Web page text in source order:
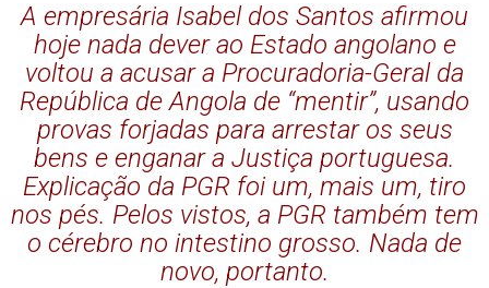
A empresária Isabel dos Santos afirmou
hoje nada dever ao Estado angolano e
voltou a acusar a Procuradoria-Geral da
República de Angola de “mentir”, usando
provas forjadas para arrestar os seus
bens e enganar a Justiça portuguesa.
Explicação da PGR foi um, mais um, tiro
nos pés. Pelos vistos, a PGR também tem
o cérebro no intestino grosso. Nada de
novo, portanto.